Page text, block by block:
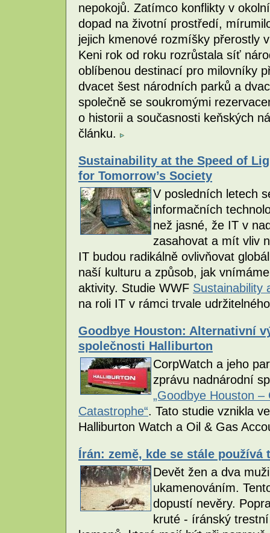
nepokojů. Zatímco konflikty v
dopad na životní prostředí,
jejich kmenové rozmíšky přerostly
Keni rok od roku rozrůstala síť
oblíbenou destinací pro milovníky
dvacet šest národních parků a
společně se soukromými
o historii a současnosti keňských
článku.
Sustainability at the Speed of
for Tomorrow’s Society
V posledních letech
informačních
než jasné, že IT v
zasahovat a mít vliv
IT budou radikálně ovlivňovat
naší kulturu a způsob, jak
aktivity. Studie WWF Sustainability
na roli IT v rámci trvale
Goodbye Houston: Alternativní
společnosti Halliburton
CorpWatch a jeho
zprávu nadnárodní
„Goodbye Houston
Catastrophe“. Tato studie vznikla
Halliburton Watch a Oil & Gas
Írán: země, kde se stále
Devět žen a dva
ukamenováním.
dopustí nevěry.
kruté - íránský